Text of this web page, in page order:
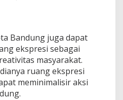
Bandung juga dapat
ekspresi sebagai
masyarakat.
ruang ekspresi
meminimalisir aksi